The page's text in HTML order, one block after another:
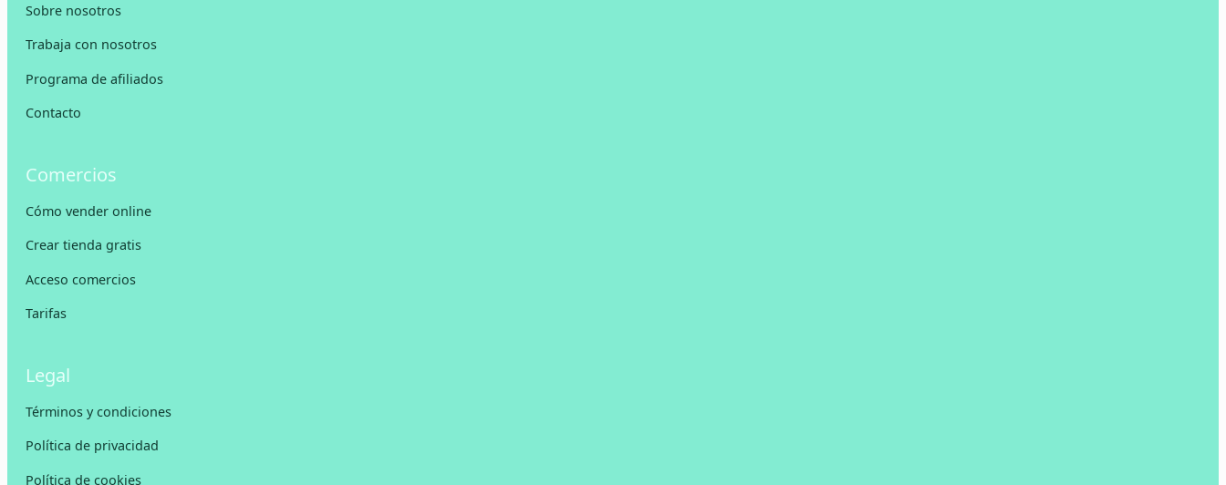
Sobre nosotros
Trabaja con nosotros
Programa de afiliados
Contacto
Comercios
Cómo vender online
Crear tienda gratis
Acceso comercios
Tarifas
Legal
Términos y condiciones
Política de privacidad
Política de cookies